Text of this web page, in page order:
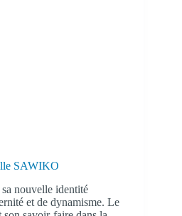
SAWIKO
nouvelle identité
et de dynamisme. Le